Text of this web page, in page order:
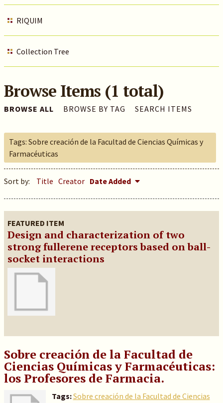
RIQUIM
Collection Tree
Browse Items (1 total)
BROWSE ALL BROWSE BY TAG SEARCH ITEMS
Tags: Sobre creación de la Facultad de Ciencias Químicas y
Farmacéuticas
Sort by: Title Creator Date Added
FEATURED ITEM
Design and characterization of two
strong fullerene receptors based on ball-
socket interactions
Sobre creación de la Facultad de
Ciencias Químicas y Farmacéuticas:
los Profesores de Farmacia.
Tags:Sobre creación de la Facultad de Ciencias